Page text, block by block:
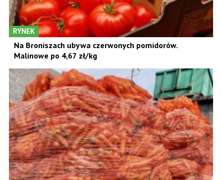
RYNEK
Na Broniszach ubywa czerwonych pomidorów.
Malinowe po 4,67 zł/kg